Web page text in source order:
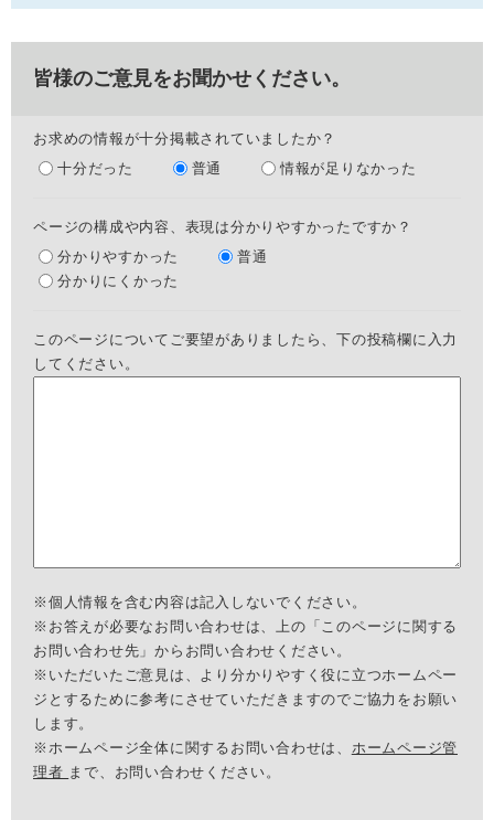
皆様のご意見をお聞かせください。
お求めの情報が十分掲載されていましたか？
十分だった
普通 情報が足りなかった
ページの構成や内容、表現は分かりやすかったですか？
分かりやすかった
普通
分かりにくかった
このページについてご要望がありましたら、下の投稿欄に入力
してください。
※個人情報を含む内容は記入しないでください。
※お答えが必要なお問い合わせは、上の「このページに関する
お問い合わせ先」からお問い合わせください。
※いただいたご意見は、より分かりやすく役に立つホームペー
ジとするために参考にさせていただきますのでご協力をお願い
します。
※ホームページ全体に関するお問い合わせは、 ホームページ管
理者 まで、お問い合わせください。